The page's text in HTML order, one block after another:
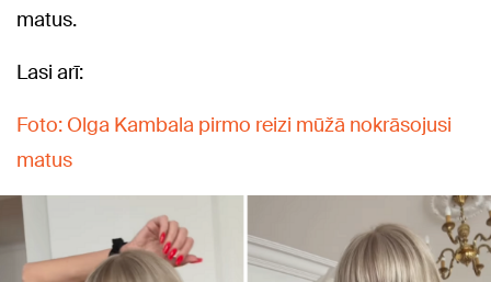
matus.
Lasi arī:
Foto: Olga Kambala pirmo reizi mūžā nokrāsojusi
matus